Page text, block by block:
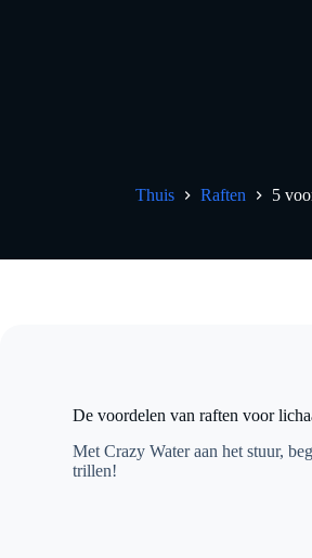
Thuis Raften 5
De voordelen van raften voor
Met Crazy Water aan het stuur,
trillen!